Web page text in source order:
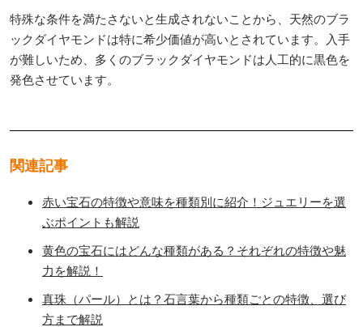
特殊な条件を満たさないと生成されないことから、天然のブラ
ックダイヤモンドは特に希少価値が高いとされています。入手
が難しいため、多くのブラックダイヤモンドは人工的に黒色を
発色させています。
関連記事
赤い宝石の特徴や意味を種類別に紹介！ジュエリーを選
ぶポイントも解説
黄色の宝石にはどんな種類がある？それぞれの特徴や魅
力を解説！
真珠（パール）とは？石言葉から種類ごとの特徴、選び
方まで解説